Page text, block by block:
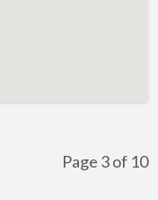
Page 3 of 10